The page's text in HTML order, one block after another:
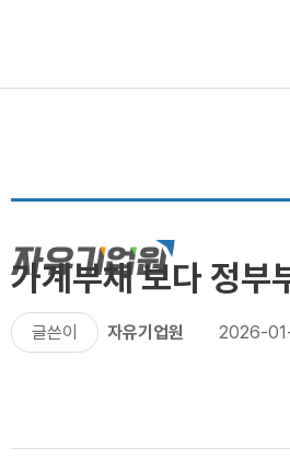
가계부채 보다 정부
글쓴이 자유기업원 2026-